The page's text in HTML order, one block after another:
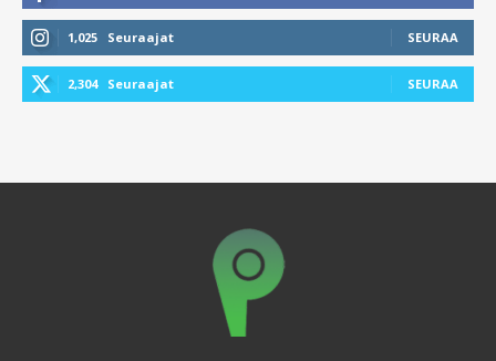
1,025 Seuraajat SEURAA
2,304 Seuraajat SEURAA